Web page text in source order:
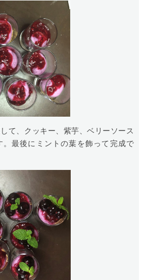
て、クッキー、紫芋、ベリーソース
。最後にミントの葉を飾って完成で